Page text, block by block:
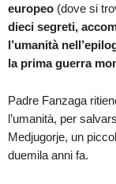
europeo (dove si
dieci segreti,
l’umanità
la prima guerra
Padre Fanzaga
l’umanità, per
Medjugorje, un
duemila anni fa.